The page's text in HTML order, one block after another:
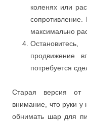
коленях или
сопротивление.
максимально
продвижение
потребуется
Старая версия от
внимание, что руки у
обнимать шар для